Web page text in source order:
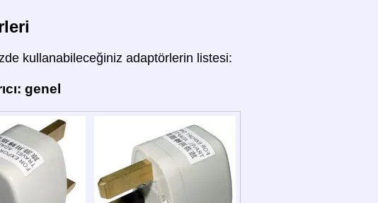
kullanabileceğiniz adaptörlerin listesi:
genel